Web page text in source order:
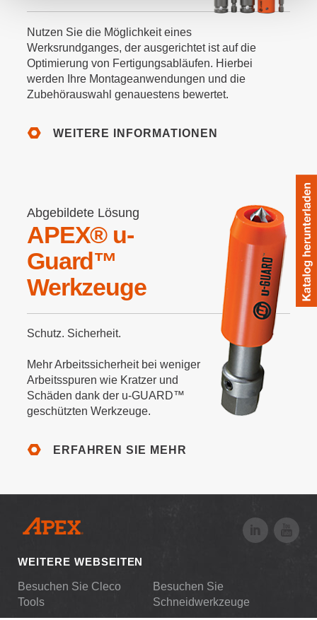
Nutzen Sie die Möglichkeit eines
Werksrundganges, der ausgerichtet ist auf die
Optimierung von Fertigungsabläufen. Hierbei
werden Ihre Montageanwendungen und die
Zubehörauswahl genauestens bewertet.
WEITERE INFORMATIONEN
Abgebildete Lösung
APEX® u-
Guard™
Werkzeuge
Schutz. Sicherheit.
Mehr Arbeitssicherheit bei weniger
Arbeitsspuren wie Kratzer und
Schäden dank der u-GUARD™
geschützten Werkzeuge.
ERFAHREN SIE MEHR
WEITERE WEBSEITEN
Besuchen Sie Cleco
Tools
Besuchen Sie
Schneidwerkzeuge